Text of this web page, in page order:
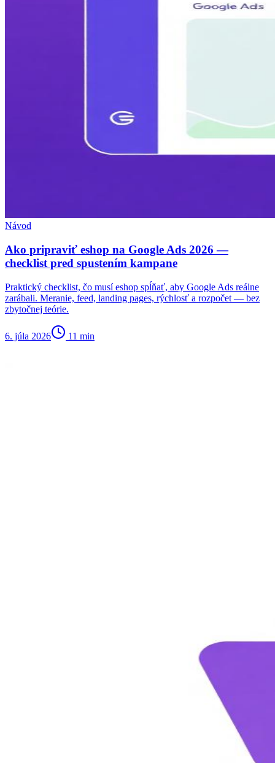
Návod
Ako pripraviť eshop na Google Ads 2026 —
checklist pred spustením kampane
Praktický checklist, čo musí eshop spĺňať, aby Google Ads reálne
zarábali. Meranie, feed, landing pages, rýchlosť a rozpočet — bez
zbytočnej teórie.
6. júla 2026 11 min